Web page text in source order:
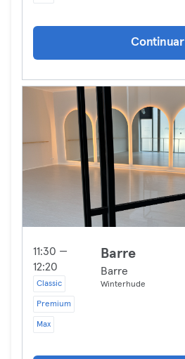
Continuar
11:30 —
12:20
Classic
Premium
Max
Barre
Barre
Winterhude